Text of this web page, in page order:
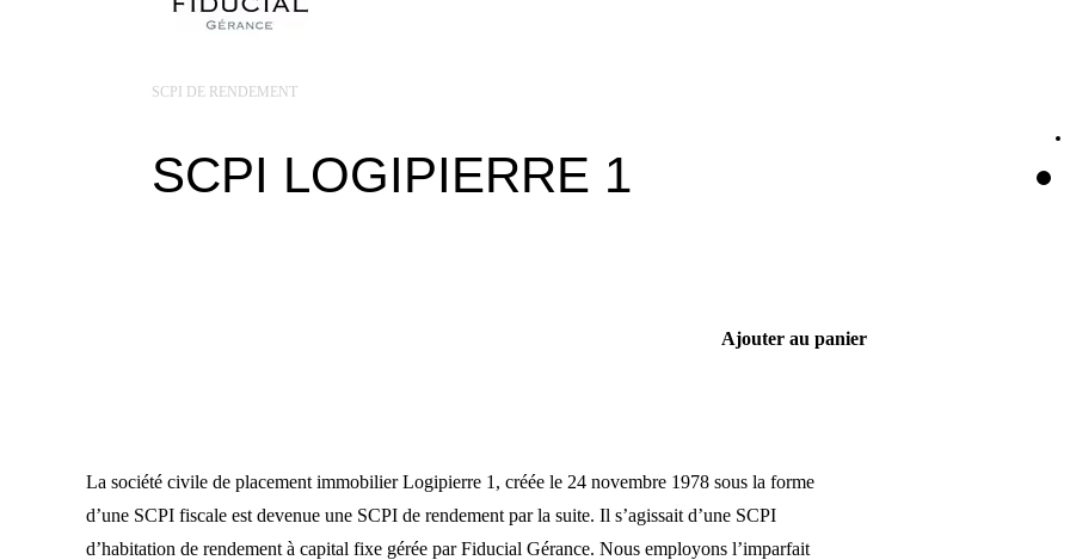
SCPI DE RENDEMENT
SCPI LOGIPIERRE 1
Ajouter au panier
La société civile de placement immobilier Logipierre 1, créée le 24 novembre 1978 sous la forme
d’une SCPI fiscale est devenue une SCPI de rendement par la suite. Il s’agissait d’une SCPI
d’habitation de rendement à capital fixe gérée par Fiducial Gérance. Nous employons l’imparfait